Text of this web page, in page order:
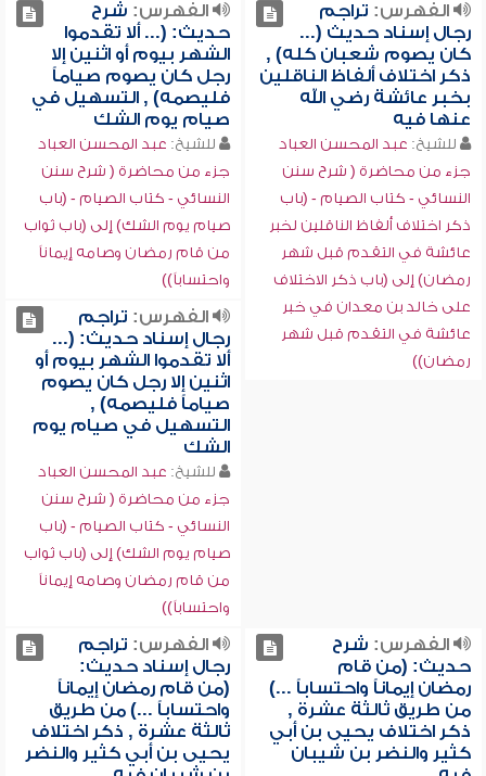
الفهرس: تراجم
رجال إسناد حديث (...
كان يصوم شعبان كله) ,
ذكر اختلاف ألفاظ الناقلين
بخبر عائشة رضي الله
عنها فيه
للشيخ: عبد المحسن العباد
جزء من محاضرة ( شرح سنن
النسائي - كتاب الصيام - (باب
ذكر اختلاف ألفاظ الناقلين لخبر
عائشة في التقدم قبل شهر
رمضان) إلى (باب ذكر الاختلاف
على خالد بن معدان في خبر
عائشة في التقدم قبل شهر
رمضان))
الفهرس: شرح
حديث: (... ألا تقدموا
الشهر بيوم أو اثنين إلا
رجل كان يصوم صياماً
فليصمه) , التسهيل في
صيام يوم الشك
للشيخ: عبد المحسن العباد
جزء من محاضرة ( شرح سنن
النسائي - كتاب الصيام - (باب
صيام يوم الشك) إلى (باب ثواب
من قام رمضان وصامه إيماناً
واحتساباً))
الفهرس: تراجم
رجال إسناد حديث: (...
ألا تقدموا الشهر بيوم أو
اثنين إلا رجل كان يصوم
صياماً فليصمه) ,
التسهيل في صيام يوم
الشك
للشيخ: عبد المحسن العباد
جزء من محاضرة ( شرح سنن
النسائي - كتاب الصيام - (باب
صيام يوم الشك) إلى (باب ثواب
من قام رمضان وصامه إيماناً
واحتساباً))
الفهرس: شرح
حديث: (من قام
رمضان إيماناً واحتساباً ...)
من طريق ثالثة عشرة ,
ذكر اختلاف يحيى بن أبي
كثير والنضر بن شيبان
الفهرس: تراجم
رجال إسناد حديث:
(من قام رمضان إيماناً
واحتساباً ...) من طريق
ثالثة عشرة , ذكر اختلاف
يحيى بن أبي كثير والنضر